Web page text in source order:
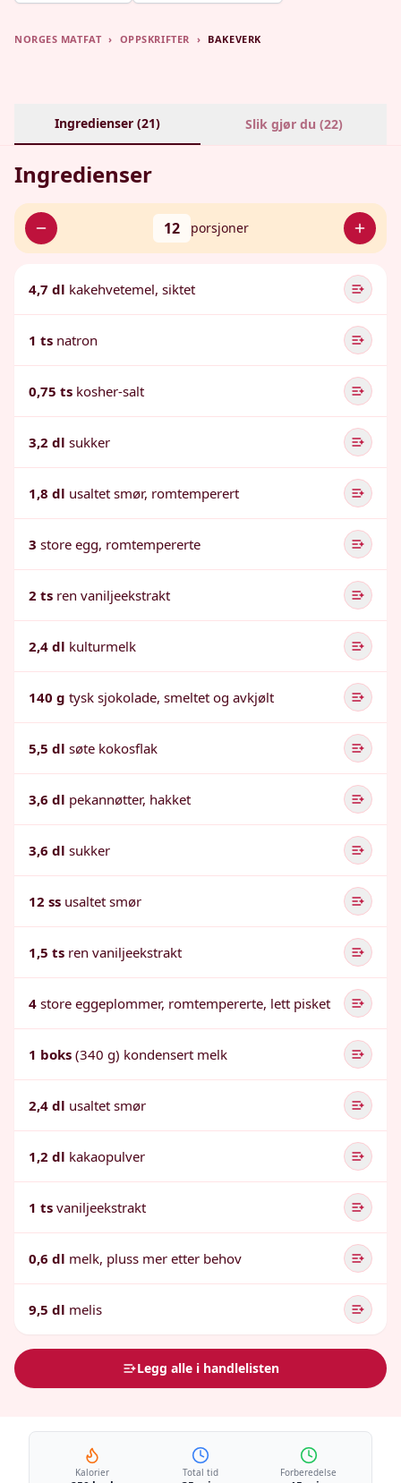
NORGES MATFAT › OPPSKRIFTER › BAKEVERK
Ingredienser (21) Slik gjør du (22)
Ingredienser
12 porsjoner
4,7 dl kakehvetemel, siktet
1 ts natron
0,75 ts kosher-salt
3,2 dl sukker
1,8 dl usaltet smør, romtemperert
3 store egg, romtempererte
2 ts ren vaniljeekstrakt
2,4 dl kulturmelk
140 g tysk sjokolade, smeltet og avkjølt
5,5 dl søte kokosflak
3,6 dl pekannøtter, hakket
3,6 dl sukker
12 ss usaltet smør
1,5 ts ren vaniljeekstrakt
4 store eggeplommer, romtempererte, lett pisket
1 boks (340 g) kondensert melk
2,4 dl usaltet smør
1,2 dl kakaopulver
1 ts vaniljeekstrakt
0,6 dl melk, pluss mer etter behov
9,5 dl melis
Legg alle i handlelisten
Kalorier Total tid Forberedelse